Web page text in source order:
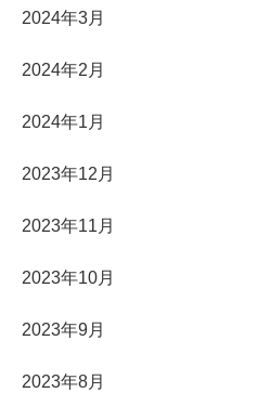
2024年3月
2024年2月
2024年1月
2023年12月
2023年11月
2023年10月
2023年9月
2023年8月